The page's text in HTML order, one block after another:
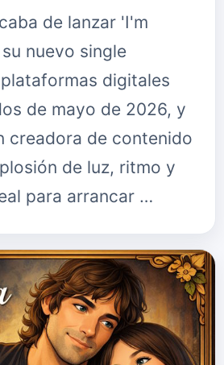
de lanzar 'I'm
nuevo single
digitales
de mayo de 2026, y
creadora de contenido
de luz, ritmo y
para arrancar …